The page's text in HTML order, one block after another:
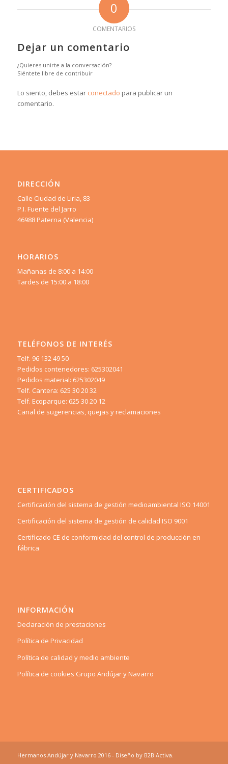
0
COMENTARIOS
Dejar un comentario
¿Quieres unirte a la conversación?
Siéntete libre de contribuir
Lo siento, debes estar conectado para publicar un
comentario.
DIRECCIÓN
Calle Ciudad de Liria, 83
P.I. Fuente del Jarro
46988 Paterna (Valencia)
HORARIOS
Mañanas de 8:00 a 14:00
Tardes de 15:00 a 18:00
TELÉFONOS DE INTERÉS
Telf. 96 132 49 50
Pedidos contenedores: 625302041
Pedidos material: 625302049
Telf. Cantera: 625 30 20 32
Telf. Ecoparque: 625 30 20 12
Canal de sugerencias, quejas y reclamaciones
CERTIFICADOS
Certificación del sistema de gestión medioambiental ISO 14001
Certificación del sistema de gestión de calidad ISO 9001
Certificado CE de conformidad del control de producción en
fábrica
INFORMACIÓN
Declaración de prestaciones
Política de Privacidad
Política de calidad y medio ambiente
Política de cookies Grupo Andújar y Navarro
Hermanos Andújar y Navarro 2016 - Diseño by B2B Activa